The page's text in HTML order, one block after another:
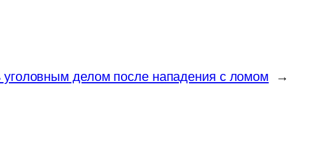
делом после нападения с ломом →